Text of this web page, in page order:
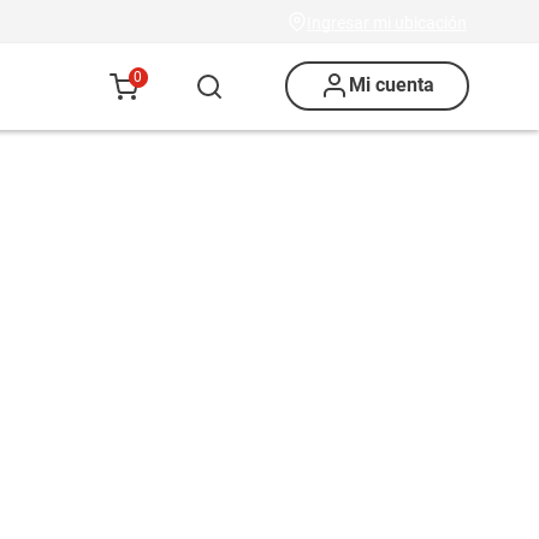
0 Mi cuenta